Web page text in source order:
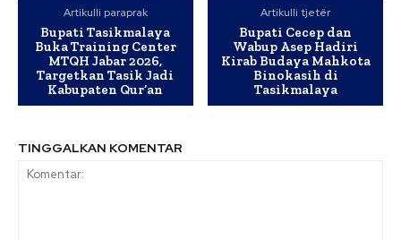
Artikulli paraprak
Bupati Tasikmalaya
Buka Training Center
MTQH Jabar 2026,
Targetkan Tasik Jadi
Kabupaten Qur’an
Artikulli tjetër
Bupati Cecep dan
Wabup Asep Hadiri
Kirab Budaya Mahkota
Binokasih di
Tasikmalaya
TINGGALKAN KOMENTAR